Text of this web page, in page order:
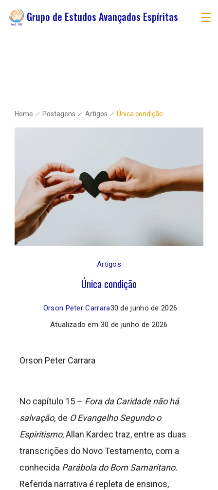
Grupo de Estudos Avançados Espíritas
Home Postagens Artigos Única condição
Artigos
Única condição
Orson Peter Carrara30 de junho de 2026
Atualizado em 30 de junho de 2026
Orson Peter Carrara
No capítulo 15 – Fora da Caridade não há
salvação, de O Evangelho Segundo o
Espiritismo, Allan Kardec traz, entre as duas
transcrições do Novo Testamento, com a
conhecida Parábola do Bom Samaritano.
Referida narrativa é repleta de ensinos,